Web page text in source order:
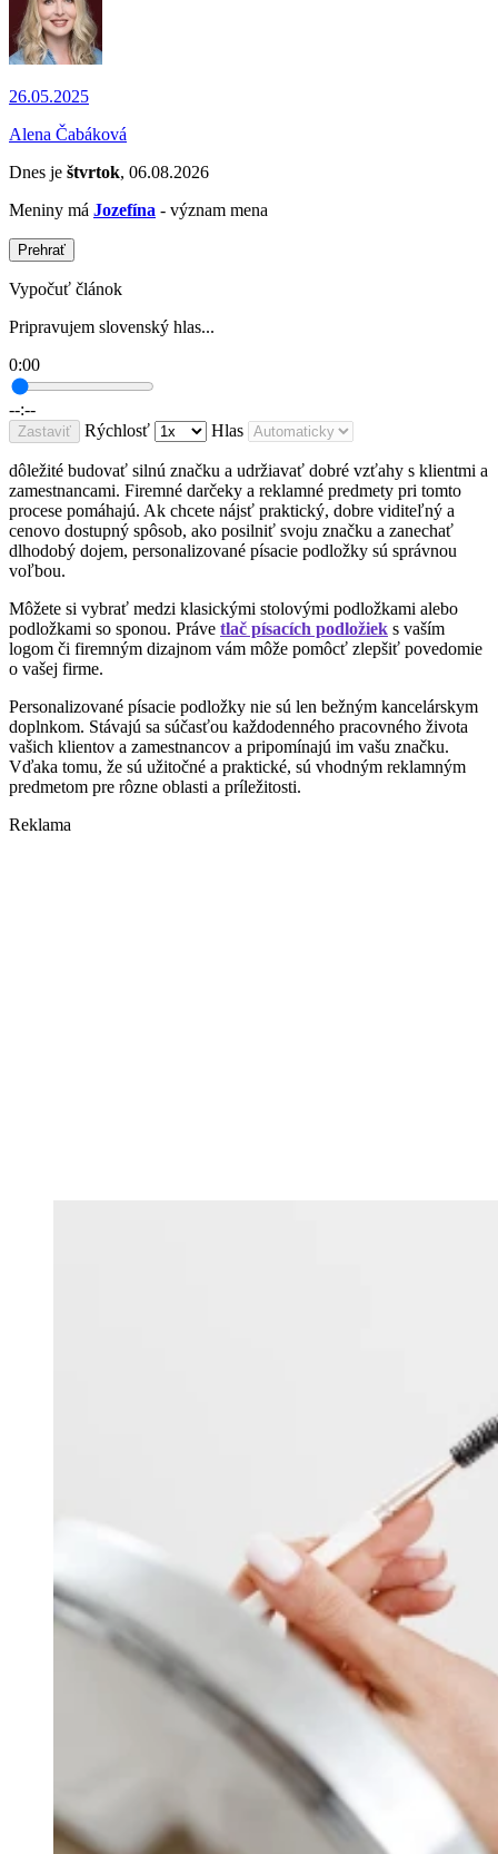
26.05.2025
Alena Čabáková
Dnes je štvrtok, 06.08.2026
Meniny má Jozefína - význam mena
Prehrať
Vypočuť článok
Pripravujem slovenský hlas...
0:00
--:--
Zastaviť Rýchlosť Hlas
dôležité budovať silnú značku a udržiavať dobré vzťahy s klientmi a
zamestnancami. Firemné darčeky a reklamné predmety pri tomto
procese pomáhajú. Ak chcete nájsť praktický, dobre viditeľný a
cenovo dostupný spôsob, ako posilniť svoju značku a zanechať
dlhodobý dojem, personalizované písacie podložky sú správnou
voľbou.
Môžete si vybrať medzi klasickými stolovými podložkami alebo
podložkami so sponou. Práve tlač písacích podložiek s vaším
logom či firemným dizajnom vám môže pomôcť zlepšiť povedomie
o vašej firme.
Personalizované písacie podložky nie sú len bežným kancelárskym
doplnkom. Stávajú sa súčasťou každodenného pracovného života
vašich klientov a zamestnancov a pripomínajú im vašu značku.
Vďaka tomu, že sú užitočné a praktické, sú vhodným reklamným
predmetom pre rôzne oblasti a príležitosti.
Reklama